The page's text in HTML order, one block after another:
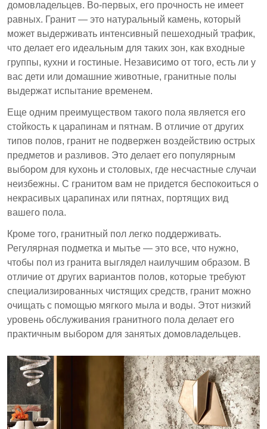
домовладельцев. Во-первых, его прочность не имеет
равных. Гранит — это натуральный камень, который
может выдерживать интенсивный пешеходный трафик,
что делает его идеальным для таких зон, как входные
группы, кухни и гостиные. Независимо от того, есть ли у
вас дети или домашние животные, гранитные полы
выдержат испытание временем.
Еще одним преимуществом такого пола является его
стойкость к царапинам и пятнам. В отличие от других
типов полов, гранит не подвержен воздействию острых
предметов и разливов. Это делает его популярным
выбором для кухонь и столовых, где несчастные случаи
неизбежны. С гранитом вам не придется беспокоиться о
некрасивых царапинах или пятнах, портящих вид
вашего пола.
Кроме того, гранитный пол легко поддерживать.
Регулярная подметка и мытье — это все, что нужно,
чтобы пол из гранита выглядел наилучшим образом. В
отличие от других вариантов полов, которые требуют
специализированных чистящих средств, гранит можно
очищать с помощью мягкого мыла и воды. Этот низкий
уровень обслуживания гранитного пола делает его
практичным выбором для занятых домовладельцев.